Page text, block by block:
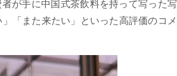
が手に中国式茶飲料を持って写った写
「また来たい」といった高評価のコメ